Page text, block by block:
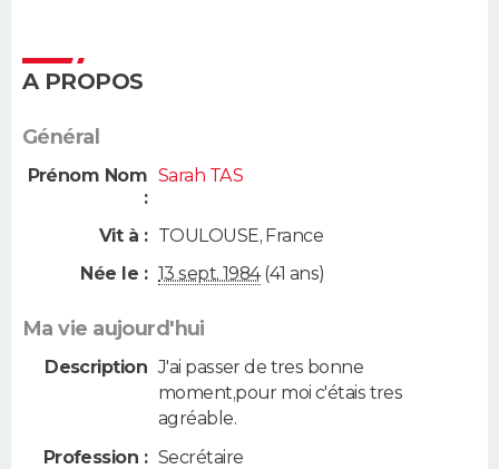
A PROPOS
Général
Prénom Nom
:
Sarah TAS
Vit à : TOULOUSE, France
Née le : 13 sept. 1984(41 ans)
Ma vie aujourd'hui
Description J'ai passer de tres bonne
moment,pour moi c'étais tres
agréable.
Profession : Secrétaire